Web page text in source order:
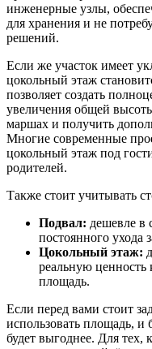
инженерные узлы,
для хранения и не
решений.
Если же участок имеет
цокольный этаж
позволяет создать
увеличения общей
маршах и получить
Многие современные
цокольный этаж под
родителей.
Также стоит учитывать
Подвал: дешевле в
постоянного ухода
Цокольный этаж:
реальную
площадь.
Если перед вами стоит
использовать площадь, и
будет выгоднее. Для тех,